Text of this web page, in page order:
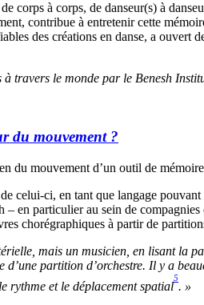
à corps, de danseur(s) à
contribue à entretenir cette
des créations en danse, a
travers le monde par le Benesh
du mouvement ?
du mouvement d’un outil de
celui-ci, en tant que langage
en particulier au sein de compagnies
chorégraphiques à partir de
mais un musicien, en lisant la
partition d’orchestre. Il y a
rythme et le déplacement spatial
5
. »